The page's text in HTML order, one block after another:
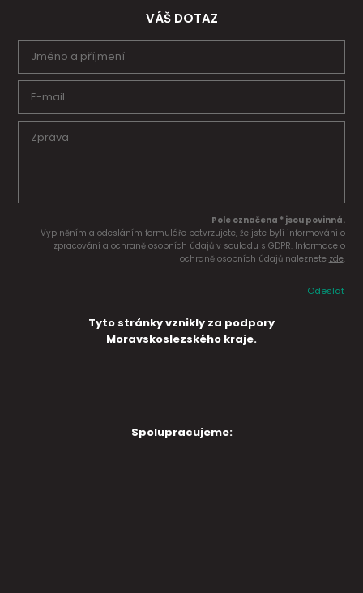
VÁŠ DOTAZ
Pole označena * jsou povinná.
Vyplněním a odesláním formuláře potvrzujete, že jste byli informováni o
zpracování a ochraně osobních údajů v souladu s GDPR. Informace o
ochraně osobních údajů naleznete zde.
Odeslat
Tyto stránky vznikly za podpory
Moravskoslezského kraje.
Spolupracujeme: